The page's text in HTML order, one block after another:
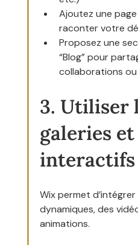
Ajoutez une
raconter votre
Proposez une
“Blog” pour
collaborations
3. Utiliser
galeries
interactifs
Wix permet
dynamiques, des
animations.